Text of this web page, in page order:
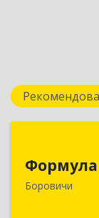
Боровичи
174411,